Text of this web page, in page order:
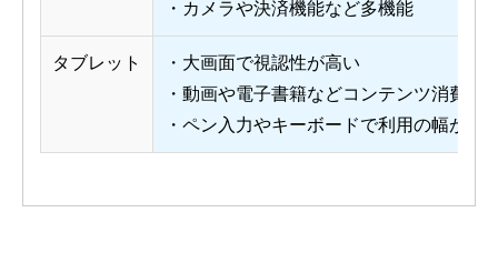
・カメラや決済機能など多機能
タブレット
・大画面で視認性が高い
・動画や電子書籍などコンテンツ消費に
・ペン入力やキーボードで利用の幅が広